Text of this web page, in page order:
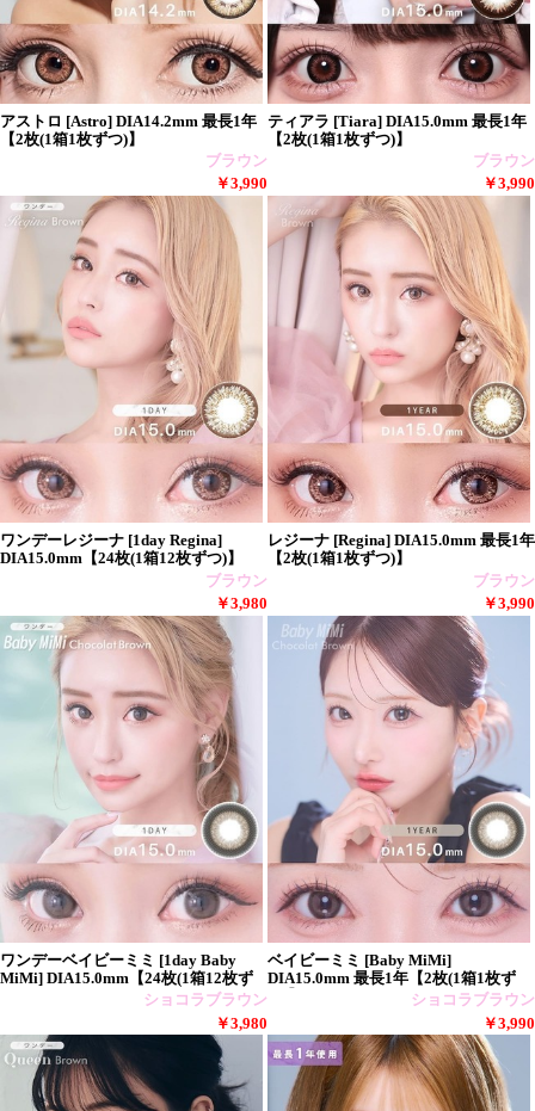
アストロ [Astro] DIA14.2mm 最長1年
【2枚(1箱1枚ずつ)】
ブラウン
￥3,990
ティアラ [Tiara] DIA15.0mm 最長1年
【2枚(1箱1枚ずつ)】
ブラウン
￥3,990
ワンデーレジーナ [1day Regina]
DIA15.0mm【24枚(1箱12枚ずつ)】
ブラウン
￥3,980
レジーナ [Regina] DIA15.0mm 最長1年
【2枚(1箱1枚ずつ)】
ブラウン
￥3,990
ワンデーベイビーミミ [1day Baby
MiMi] DIA15.0mm【24枚(1箱12枚ず
ショコラブラウン
￥3,980
ベイビーミミ [Baby MiMi]
DIA15.0mm 最長1年【2枚(1箱1枚ず
ショコラブラウン
￥3,990